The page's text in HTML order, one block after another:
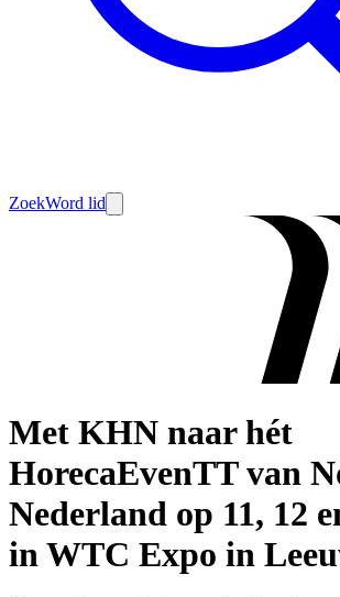
ZoekWord lid
Met KHN naar hét
HorecaEvenTT van
Nederland op 11, 12
in WTC Expo in